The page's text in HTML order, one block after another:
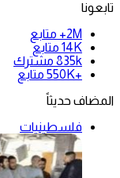
تابعونا
2M+
متابع
14K متابع
835k مشترك
+550K
متابع
المضاف حديثاً
فلسطينيات